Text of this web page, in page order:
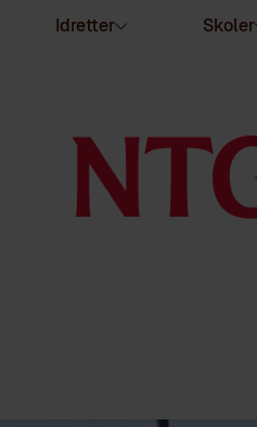
Idretter Skoler